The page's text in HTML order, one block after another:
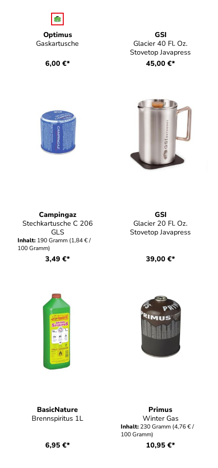
Optimus
Gaskartusche
Farbeauswählen
6,00 €*
GSI
Glacier 40 Fl. Oz.
Stovetop Javapress
45,00 €*
Campingaz
Stechkartusche C 206
GLS
Inhalt: 190 Gramm (1,84 € /
100 Gramm)
3,49 €*
GSI
Glacier 20 Fl. Oz.
Stovetop Javapress
39,00 €*
BasicNature
Brennspiritus 1L
6,95 €*
Primus
Winter Gas
Inhalt: 230 Gramm (4,76 € /
100 Gramm)
10,95 €*